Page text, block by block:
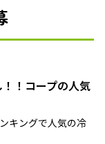
！！コープの人気
キングで人気の冷